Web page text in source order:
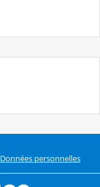
Données personnelles